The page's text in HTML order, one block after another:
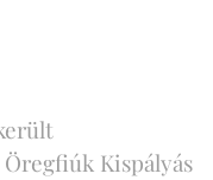
Kispályás